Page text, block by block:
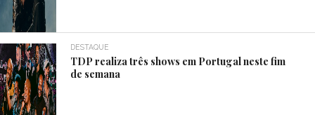
DESTAQUE
TDP realiza três shows em Portugal neste fim
de semana